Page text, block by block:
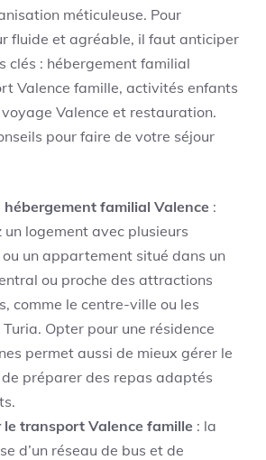
méticuleuse. Pour
fluide et agréable, il faut anticiper
clés : hébergement familial
Valence famille, activités enfants
Valence et restauration.
pour faire de votre séjour
hébergement familial Valence :
logement avec plusieurs
un appartement situé dans un
ou proche des attractions
comme le centre-ville ou les
Turia. Opter pour une résidence
permet aussi de mieux gérer le
préparer des repas adaptés
le transport Valence famille : la
d’un réseau de bus et de